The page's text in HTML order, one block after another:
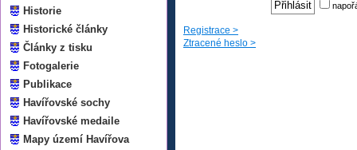
Historie
Historické články
Články z tisku
Fotogalerie
Publikace
Havířovské sochy
Havířovské medaile
Mapy území Havířova
Registrace >
Ztracené heslo >